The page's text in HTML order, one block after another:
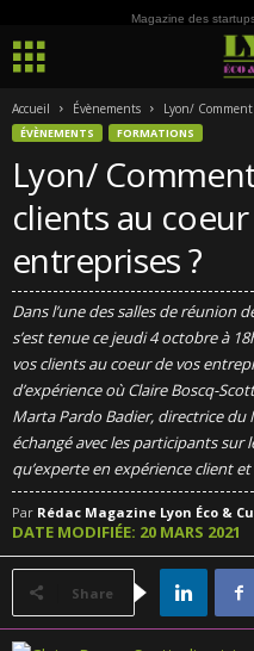
Magazine des
Accueil Évènements Lyon/
ÉVÈNEMENTS FORMATIONS
Lyon/
clients au
entreprises ?
Dans l’une des salles de réunion
s’est tenue ce jeudi 4 octobre à
vos clients au coeur de vos
d’expérience où Claire Boscq-
Marta Pardo Badier, directrice
échangé avec les participants
qu’experte en expérience client
Par Rédac Magazine Lyon Éco &
DATE MODIFIÉE: 20 MARS 2021
Share